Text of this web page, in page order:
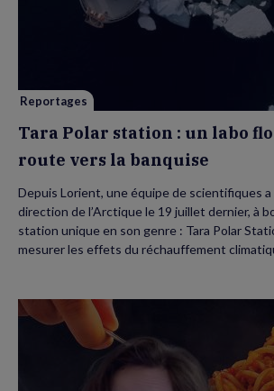
Polar
station
:
la
Reportages
Tara Polar station : un labo
route vers la banquise
Depuis Lorient, une équipe de scientifiques a
direction de l’Arctique le 19 juillet dernier, à
station unique en son genre : Tara Polar
mesurer les effets du réchauffement